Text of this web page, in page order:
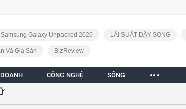
Samsung Galaxy Unpacked 2026 LÃI SUẤT DẬY SÓNG
Và Gia Sản BizReview
CÔNG NGHỆ SỐNG